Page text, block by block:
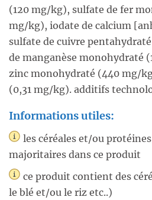
(120 mg/kg), sulfate de fer
mg/kg), iodate de calcium
sulfate de cuivre
de manganèse monohydraté
zinc monohydraté (440 mg/
(0,31 mg/kg). additifs
Informations utiles:
les céréales et/ou
majoritaires dans ce produit
ce produit contient des
le blé et/ou le riz etc..)